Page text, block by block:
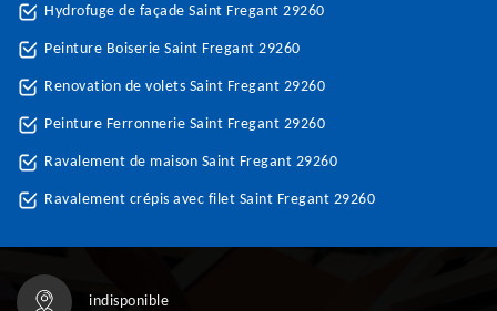
Hydrofuge de façade Saint Fregant 29260
Peinture Boiserie Saint Fregant 29260
Renovation de volets Saint Fregant 29260
Peinture Ferronnerie Saint Fregant 29260
Ravalement de maison Saint Fregant 29260
Ravalement crépis avec filet Saint Fregant 29260
indisponible